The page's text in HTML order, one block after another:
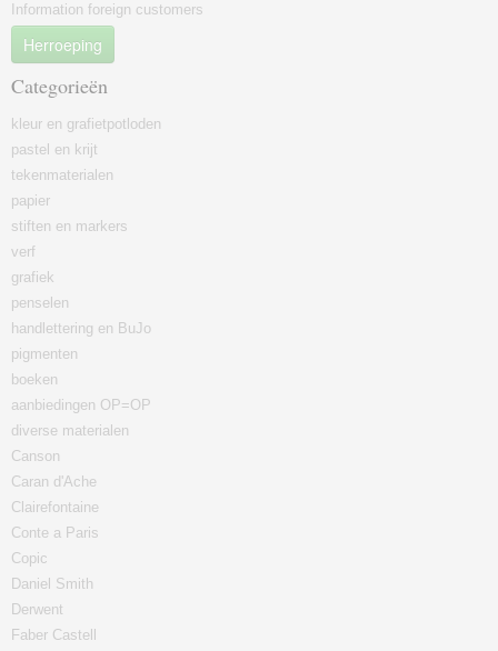
Information foreign customers
Herroeping
Categorieën
kleur en grafietpotloden
pastel en krijt
tekenmaterialen
papier
stiften en markers
verf
grafiek
penselen
handlettering en BuJo
pigmenten
boeken
aanbiedingen OP=OP
diverse materialen
Canson
Caran d'Ache
Clairefontaine
Conte a Paris
Copic
Daniel Smith
Derwent
Faber Castell